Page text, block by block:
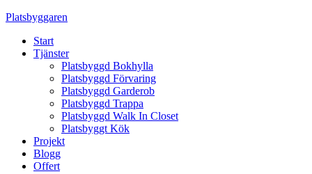
Skip
content
Platsbyggaren
Start
Tjänster
Platsbyggd Bokhylla
Platsbyggd Förvaring
Platsbyggd Garderob
Platsbyggd Trappa
Platsbyggd Walk In Closet
Platsbyggt Kök
Projekt
Blogg
Offert